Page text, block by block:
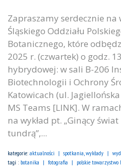
Zapraszamy serdecznie
Śląskiego Oddziału
Botanicznego, które
2025 r. (czwartek) o godz.
hybrydowej: w sali B-206
Biotechnologii i Ochrony
Katowicach (ul.
MS Teams [LINK]. W
na wykład pt. „Ginący
tundrą”,...
kategorie: aktualności spotkania, wykłady
tagi : botanika fotografia polskie towarzystwo